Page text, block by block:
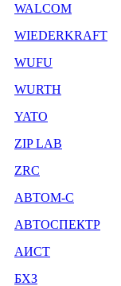
WALCOM
WIEDERKRAFT
WUFU
WURTH
YATO
ZIP LAB
ZRC
АВТОМ-С
АВТОСПЕКТР
АИСТ
БХЗ